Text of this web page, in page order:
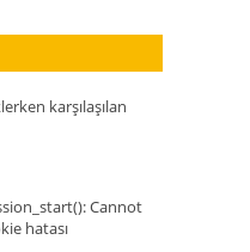
karşılaşılan
Cannot
hatası